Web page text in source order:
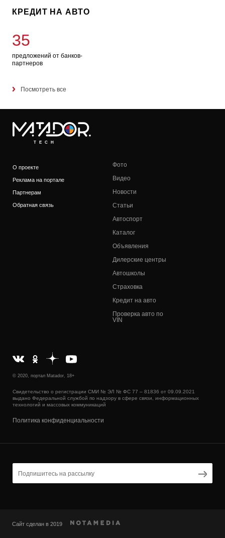
КРЕДИТ НА АВТО
35
предложений от банков-
партнеров
Посмотреть все
TECH
О проекте
Реклама на портале
Партнерам
Обратная связь
Фото
Видео
Новости
Статьи
Автоспорт
Каталог
Объявления
Дилерские центры
Автошколы
Страховка
Кредит на авто
Проверка авто по
VIN
© 2020, портал Matador, 18+
Свидетельство о регистрации СМИ № ЭЛ № ФС 77 – 81836 от 09.09.2021
выдано Федеральной службой по надзору в сфере связи, информационных
технологий и массовых коммуникаций
Политика конфиденциальности
Сайт сделан в 2019